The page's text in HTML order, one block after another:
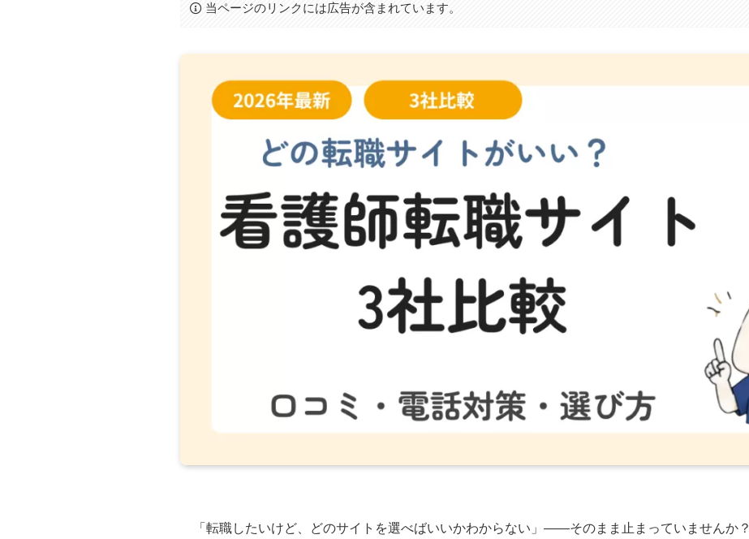
当ページのリンクには広告が含まれています。
「転職したいけど、どのサイトを選べばいいかわからない」——そのまま止まっていませんか？